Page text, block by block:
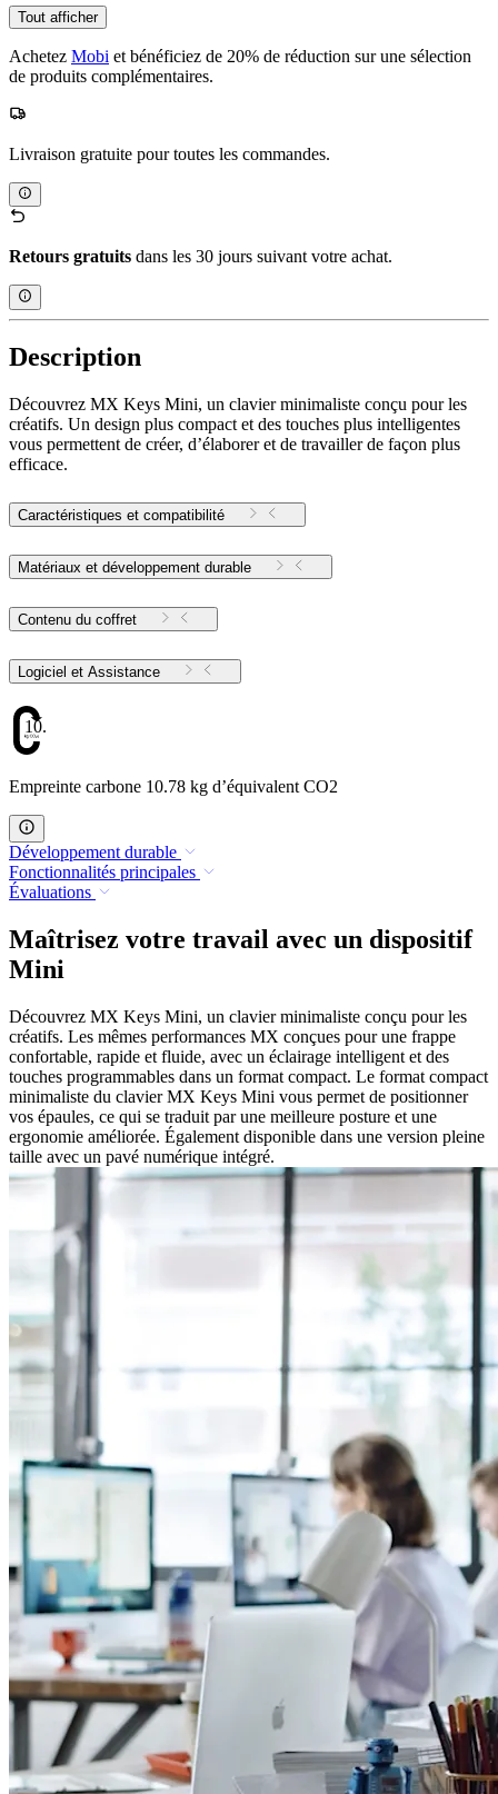
Tout afficher
Achetez Mobi et bénéficiez de 20% de réduction sur une sélection
de produits complémentaires.
Livraison gratuite pour toutes les commandes.
Retours gratuits dans les 30 jours suivant votre achat.
Description
Découvrez MX Keys Mini, un clavier minimaliste conçu pour les
créatifs. Un design plus compact et des touches plus intelligentes
vous permettent de créer, d’élaborer et de travailler de façon plus
efficace.
Caractéristiques et compatibilité
Matériaux et développement durable
Contenu du coffret
Logiciel et Assistance
10.78
Empreinte carbone 10.78 kg d’équivalent CO2
Développement durable
Fonctionnalités principales
Évaluations
Maîtrisez votre travail avec un dispositif
Mini
Découvrez MX Keys Mini, un clavier minimaliste conçu pour les
créatifs. Les mêmes performances MX conçues pour une frappe
confortable, rapide et fluide, avec un éclairage intelligent et des
touches programmables dans un format compact. Le format compact
minimaliste du clavier MX Keys Mini vous permet de positionner
vos épaules, ce qui se traduit par une meilleure posture et une
ergonomie améliorée. Également disponible dans une version pleine
taille avec un pavé numérique intégré.